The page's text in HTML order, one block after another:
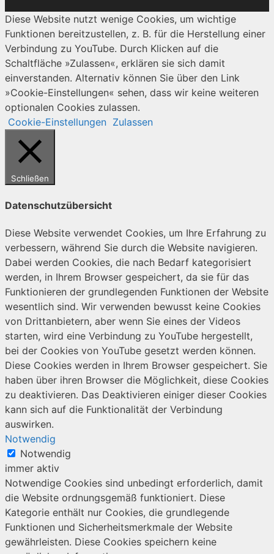
Diese Website nutzt wenige Cookies, um wichtige
Funktionen bereitzustellen, z. B. für die Herstellung einer
Verbindung zu YouTube. Durch Klicken auf die
Schaltfläche »Zulassen«, erklären sie sich damit
einverstanden. Alternativ können Sie über den Link
»Cookie-Einstellungen« sehen, dass wir keine weiteren
optionalen Cookies zulassen.
Cookie-Einstellungen Zulassen
Schließen
Datenschutzübersicht
Diese Website verwendet Cookies, um Ihre Erfahrung zu
verbessern, während Sie durch die Website navigieren.
Dabei werden Cookies, die nach Bedarf kategorisiert
werden, in Ihrem Browser gespeichert, da sie für das
Funktionieren der grundlegenden Funktionen der Website
wesentlich sind. Wir verwenden bewusst keine Cookies
von Drittanbietern, aber wenn Sie eines der Videos
starten, wird eine Verbindung zu YouTube hergestellt,
bei der Cookies von YouTube gesetzt werden können.
Diese Cookies werden in Ihrem Browser gespeichert. Sie
haben über ihren Browser die Möglichkeit, diese Cookies
zu deaktivieren. Das Deaktivieren einiger dieser Cookies
kann sich auf die Funktionalität der Verbindung
auswirken.
Notwendig
Notwendig
immer aktiv
Notwendige Cookies sind unbedingt erforderlich, damit
die Website ordnungsgemäß funktioniert. Diese
Kategorie enthält nur Cookies, die grundlegende
Funktionen und Sicherheitsmerkmale der Website
gewährleisten. Diese Cookies speichern keine